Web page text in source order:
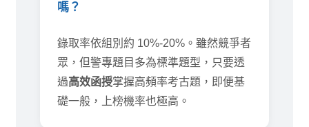
嗎？
錄取率依組別約 10%-20%。雖然競爭者
眾，但警專題目多為標準題型，只要透
過高效函授掌握高頻率考古題，即便基
礎一般，上榜機率也極高。